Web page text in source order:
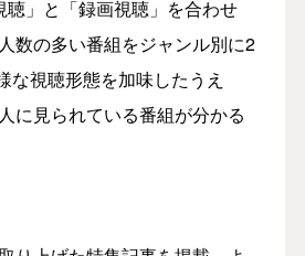
」と「録画視聴」を合わせ
数の多い番組をジャンル別に2
な視聴形態を加味したうえ
に見られている番組が分かる